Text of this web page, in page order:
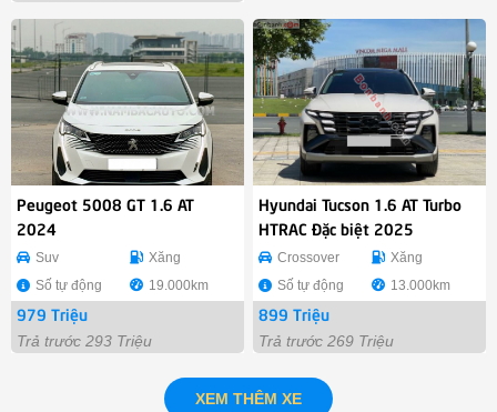
Peugeot 5008 GT 1.6 AT
2024
Suv
Xăng
Số tự động
19.000km
979 Triệu
Trả trước 293 Triệu
Hyundai Tucson 1.6 AT Turbo
HTRAC Đặc biệt 2025
Crossover
Xăng
Số tự động
13.000km
899 Triệu
Trả trước 269 Triệu
XEM THÊM XE